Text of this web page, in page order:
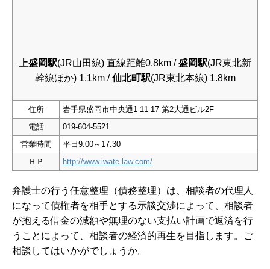
上盛岡駅(JR山田線) 直線距離0.8km /盛岡駅(JR東北新
幹線ほか) 1.1km /仙北町駅(JR東北本線) 1.8km
住所
岩手県盛岡市中央通1-11-17 第2大通ビル2F
電話
019-604-5521
営業時間
平日9:00～17:30
ＨＰ
http://www.iwate-law.com/
弁護士の行う任意整理（債務整理）は、相談者の代理人
になって債権者を相手とする示談交渉によって、相談者
が抱える借金の減額や無理のない支払い計画で返済を行
うことによって、相談者の経済的再生を目指します。ご
相談してはいかがでしょうか。